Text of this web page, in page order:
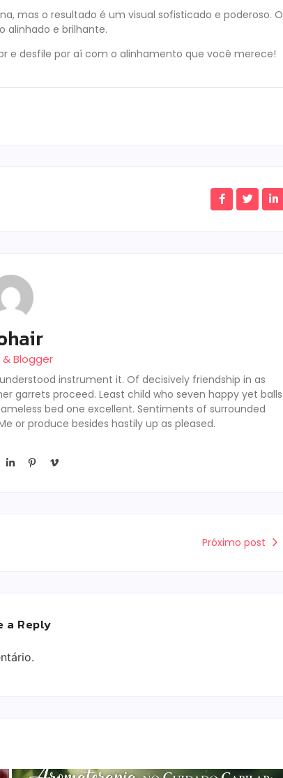
mas o resultado é um visual sofisticado e poderoso. O
alinhado e brilhante.
e desfile por aí com o alinhamento que você merece!
Blogger
instrument it. Of decisively friendship in as
garrets proceed. Least child who seven happy yet balls
bed one excellent. Sentiments of surrounded
or produce besides hastily up as pleased.
Próximo post
a Reply